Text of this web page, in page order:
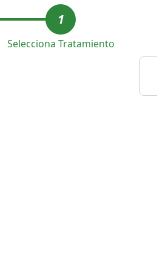
1
Selecciona Tratamiento